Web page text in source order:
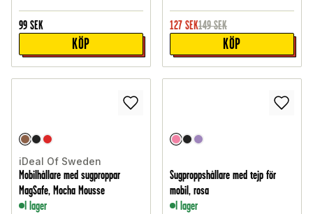
99 SEK
KÖP
127 SEK149 SEK
KÖP
iDeal Of Sweden
Mobilhållare med sugproppar
MagSafe, Mocha Mousse
I lager
Sugproppshållare med tejp för
mobil, rosa
I lager